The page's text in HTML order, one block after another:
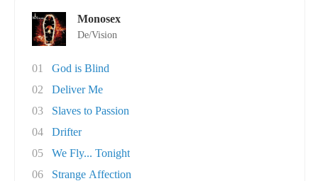
Monosex
De/Vision
01
God is Blind
02
Deliver Me
03
Slaves to Passion
04
Drifter
05
We Fly... Tonight
06
Strange Affection